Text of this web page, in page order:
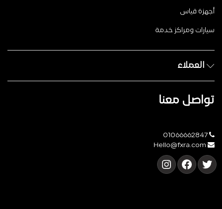
أجهزة قياس
سيارات ومراكز خدمة
العملاء
تواصل معنا
تويترفيسبوكإنستجرام